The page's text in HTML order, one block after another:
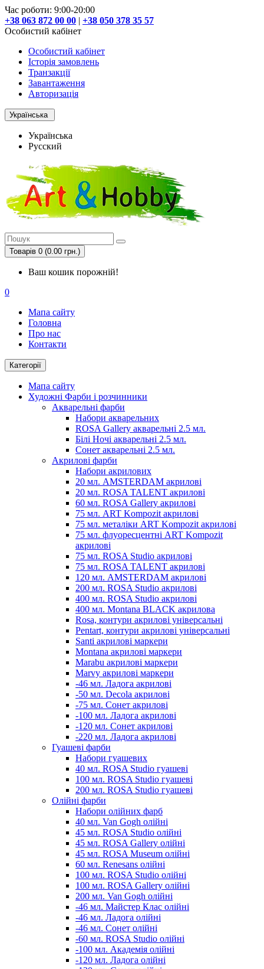
Час роботи: 9:00-20:00
+38 063 872 00 00 | +38 050 378 35 57
Особистий кабінет
Особистий кабінет
Історія замовлень
Транзакції
Завантаження
Авторизація
Українська
Українська
Русский
Товарів 0 (0.00 грн.)
Ваш кошик порожній!
0
Мапа сайту
Головна
Про нас
Контакти
Категорії
Мапа сайту
Художні Фарби і розчинники
Акварельні фарби
Набори акварельних
ROSA Gallery акварельні 2.5 мл.
Білі Ночі акварельні 2.5 мл.
Сонет акварельні 2.5 мл.
Акрилові фарби
Набори акрилових
20 мл. AMSTERDAM акрилові
20 мл. ROSA TALENT акрилові
60 мл. ROSA Gallery акрилові
75 мл. ART Kompozit акрилові
75 мл. металіки ART Kompozit акрилові
75 мл. флуоресцентні ART Kompozit
акрилові
75 мл. ROSA Studio акрилові
75 мл. ROSA TALENT акрилові
120 мл. AMSTERDAM акрилові
200 мл. ROSA Studio акрилові
400 мл. ROSA Studio акрилові
400 мл. Montana BLACK акрилова
Rosa, контури акрилові універсальні
Pentart, контури акрилові універсальні
Santi акрилові маркери
Montana акрилові маркери
Marabu акрилові маркери
Marvy акрилові маркери
-46 мл. Ладога акрилові
-50 мл. Decola акрилові
-75 мл. Сонет акрилові
-100 мл. Ладога акрилові
-120 мл. Сонет акрилові
-220 мл. Ладога акрилові
Гуашеві фарби
Набори гуашевих
40 мл. ROSA Studio гуашеві
100 мл. ROSA Studio гуашеві
200 мл. ROSA Studio гуашеві
Олійні фарби
Набори олійних фарб
40 мл. Van Gogh олійні
45 мл. ROSA Studio олійні
45 мл. ROSA Gallery олійні
45 мл. ROSA Museum олійні
60 мл. Renesans олійні
100 мл. ROSA Studio олійні
100 мл. ROSA Gallery олійні
200 мл. Van Gogh олійні
-46 мл. Майстер Клас олійні
-46 мл. Ладога олійні
-46 мл. Сонет олійні
-60 мл. ROSA Studio олійні
-100 мл. Академія олійні
-120 мл. Ладога олійні